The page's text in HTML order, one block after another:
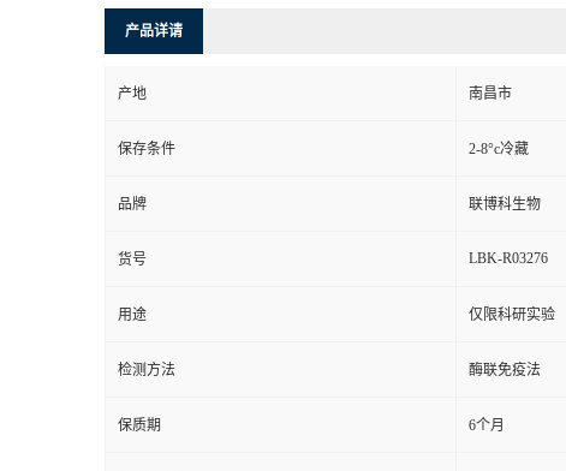
产品详请
产地 南昌市
保存条件 2-8°c冷藏
品牌 联博科生物
货号 LBK-R03276
用途 仅限科研实验
检测方法 酶联免疫法
保质期 6个月